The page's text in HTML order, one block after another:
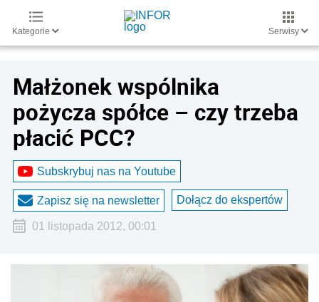
Kategorie Serwisy
Małżonek wspólnika
pożycza spółce – czy trzeba
płacić PCC?
Subskrybuj nas na Youtube
Zapisz się na newsletter Dołącz do ekspertów
01 listopada 2012, 00:01